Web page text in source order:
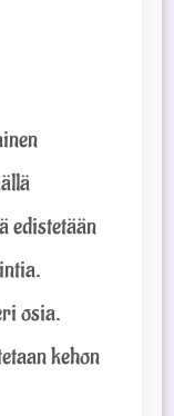
edistetään
osia.
kehon